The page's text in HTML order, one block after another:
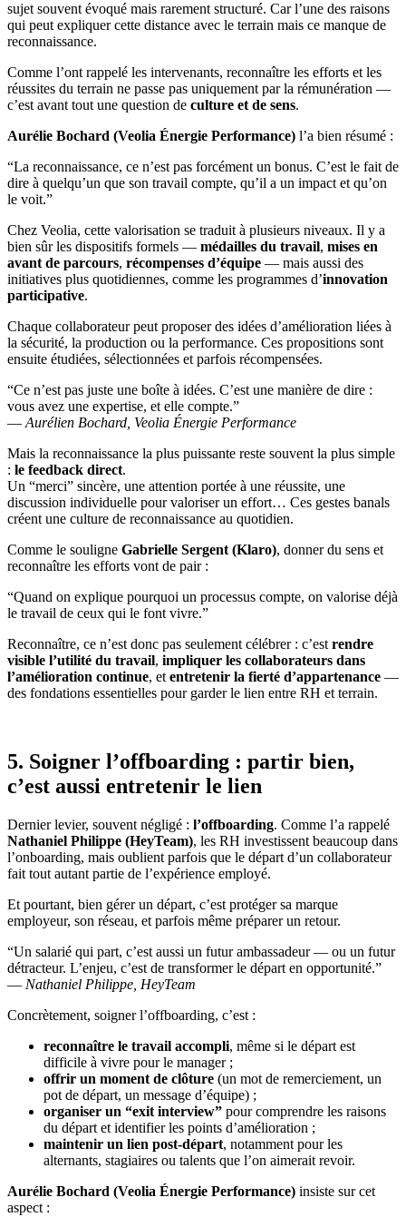
sujet souvent évoqué mais rarement structuré. Car l’une des raisons
qui peut expliquer cette distance avec le terrain mais ce manque de
reconnaissance.
Comme l’ont rappelé les intervenants, reconnaître les efforts et les
réussites du terrain ne passe pas uniquement par la rémunération —
c’est avant tout une question de culture et de sens.
Aurélie Bochard (Veolia Énergie Performance) l’a bien résumé :
“La reconnaissance, ce n’est pas forcément un bonus. C’est le fait de
dire à quelqu’un que son travail compte, qu’il a un impact et qu’on
le voit.”
Chez Veolia, cette valorisation se traduit à plusieurs niveaux. Il y a
bien sûr les dispositifs formels — médailles du travail, mises en
avant de parcours, récompenses d’équipe — mais aussi des
initiatives plus quotidiennes, comme les programmes d’innovation
participative.
Chaque collaborateur peut proposer des idées d’amélioration liées à
la sécurité, la production ou la performance. Ces propositions sont
ensuite étudiées, sélectionnées et parfois récompensées.
“Ce n’est pas juste une boîte à idées. C’est une manière de dire :
vous avez une expertise, et elle compte.”
— Aurélien Bochard, Veolia Énergie Performance
Mais la reconnaissance la plus puissante reste souvent la plus simple
: le feedback direct.
Un “merci” sincère, une attention portée à une réussite, une
discussion individuelle pour valoriser un effort… Ces gestes banals
créent une culture de reconnaissance au quotidien.
Comme le souligne Gabrielle Sergent (Klaro), donner du sens et
reconnaître les efforts vont de pair :
“Quand on explique pourquoi un processus compte, on valorise déjà
le travail de ceux qui le font vivre.”
Reconnaître, ce n’est donc pas seulement célébrer : c’est rendre
visible l’utilité du travail, impliquer les collaborateurs dans
l’amélioration continue, et entretenir la fierté d’appartenance —
des fondations essentielles pour garder le lien entre RH et terrain.
5. Soigner l’offboarding : partir bien,
c’est aussi entretenir le lien
Dernier levier, souvent négligé : l’offboarding. Comme l’a rappelé
Nathaniel Philippe (HeyTeam), les RH investissent beaucoup dans
l’onboarding, mais oublient parfois que le départ d’un collaborateur
fait tout autant partie de l’expérience employé.
Et pourtant, bien gérer un départ, c’est protéger sa marque
employeur, son réseau, et parfois même préparer un retour.
“Un salarié qui part, c’est aussi un futur ambassadeur — ou un futur
détracteur. L’enjeu, c’est de transformer le départ en opportunité.”
— Nathaniel Philippe, HeyTeam
Concrètement, soigner l’offboarding, c’est :
reconnaître le travail accompli, même si le départ est
difficile à vivre pour le manager ;
offrir un moment de clôture (un mot de remerciement, un
pot de départ, un message d’équipe) ;
organiser un “exit interview” pour comprendre les raisons
du départ et identifier les points d’amélioration ;
maintenir un lien post-départ, notamment pour les
alternants, stagiaires ou talents que l’on aimerait revoir.
Aurélie Bochard (Veolia Énergie Performance) insiste sur cet
aspect :